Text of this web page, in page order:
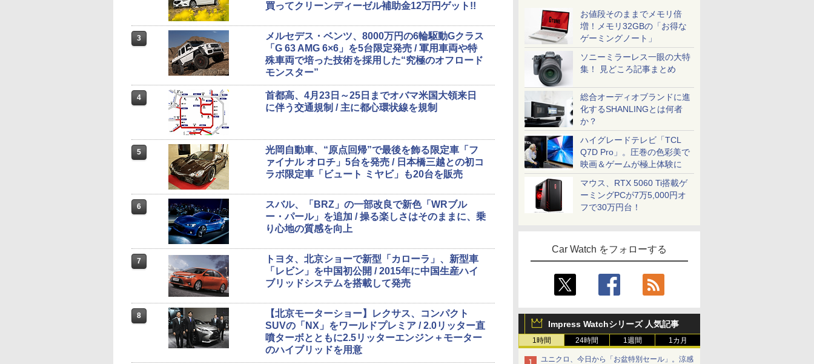
お値段そのままでメモリ倍
増！メモリ32GBの「お得な
ゲーミングノート」
ソニーミラーレス一眼の大特
集！ 見どころ記事まとめ
総合オーディオブランドに進
化するSHANLINGとは何者
か？
ハイグレードテレビ「TCL
Q7D Pro」。圧巻の色彩美で
映画＆ゲームが極上体験に
マウス、RTX 5060 Ti搭載ゲ
ーミングPCが7万5,000円オ
フで30万円台！
Car Watch をフォローする
Impress Watchシリーズ 人気記事
1時間 24時間 1週間 1カ月
ユニクロ、今日から「お盆特別セール」。涼感
買ってクリーンディーゼル補助金12万円ゲット!!
3
メルセデス・ベンツ、8000万円の6輪駆動Gクラス
「G 63 AMG 6×6」を5台限定発売 / 軍用車両や特
殊車両で培った技術を採用した“究極のオフロード
モンスター”
4
首都高、4月23日～25日までオバマ米国大領来日
に伴う交通規制 / 主に都心環状線を規制
5
光岡自動車、“原点回帰”で最後を飾る限定車「フ
ァイナル オロチ」5台を発売 / 日本橋三越との初コ
ラボ限定車「ビュート ミヤビ」も20台を販売
6
スバル、「BRZ」の一部改良で新色「WRブル
ー・パール」を追加 / 操る楽しさはそのままに、乗
り心地の質感を向上
7
トヨタ、北京ショーで新型「カローラ」、新型車
「レビン」を中国初公開 / 2015年に中国生産ハイ
ブリッドシステムを搭載して発売
8
【北京モーターショー】レクサス、コンパクト
SUVの「NX」をワールドプレミア / 2.0リッター直
噴ターボとともに2.5リッターエンジン＋モーター
のハイブリッドを用意